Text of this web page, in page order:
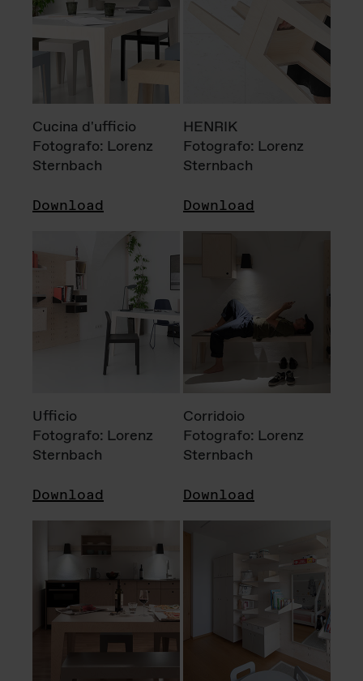
Cucina d'ufficio
Fotografo: Lorenz
Sternbach
Download
HENRIK
Fotografo: Lorenz
Sternbach
Download
Ufficio
Fotografo: Lorenz
Sternbach
Download
Corridoio
Fotografo: Lorenz
Sternbach
Download